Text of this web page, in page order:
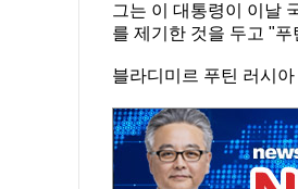
그는 이 대통령이 이날
를 제기한 것을 두고 "
블라디미르 푸틴 러시